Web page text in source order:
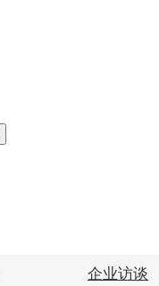
企业访谈